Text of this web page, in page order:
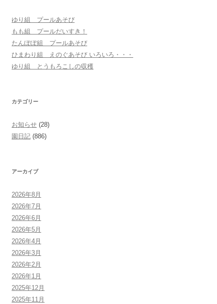
ゆり組 プールあそび
もも組 プールだいすき！
たんぽぽ組 プールあそび
ひまわり組 えのぐあそび いろいろ・・・
ゆり組 とうもろこしの収穫
カテゴリー
お知らせ (28)
園日記 (886)
アーカイブ
2026年8月
2026年7月
2026年6月
2026年5月
2026年4月
2026年3月
2026年2月
2026年1月
2025年12月
2025年11月